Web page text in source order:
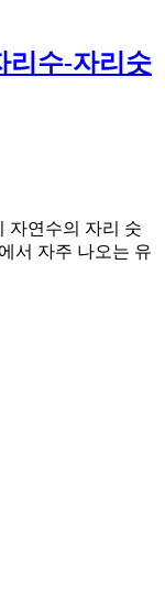
리수-자리숫
자연수의 자리 숫
서 자주 나오는 유